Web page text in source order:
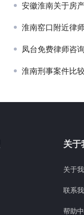
安徽淮南关于房
淮南窑口附近律
凤台免费律师咨
淮南刑事案件比
关于
关于
联系
帮助